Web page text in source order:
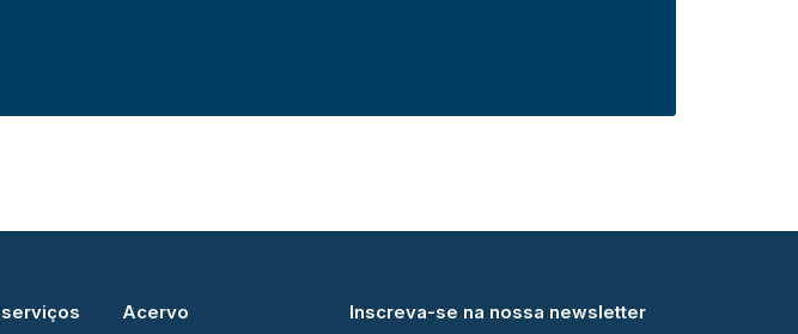
Acervo Inscreva-se na nossa newsletter